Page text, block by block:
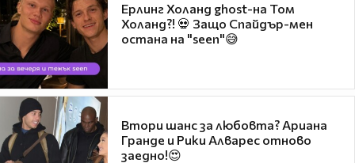
Ерлинг Холанд ghost-на Том
Холанд?! 💀 Защо Спайдър-мен
остана на "seen"😅
Втори шанс за любовта? Ариана
Гранде и Рики Алварес отново
заедно!😍